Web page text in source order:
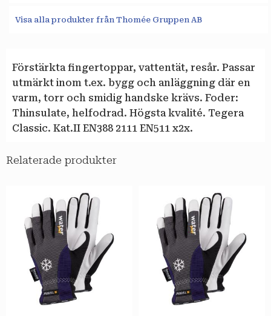
Visa alla produkter från Thomée Gruppen AB
Förstärkta fingertoppar, vattentät, resår. Passar
utmärkt inom t.ex. bygg och anläggning där en
varm, torr och smidig handske krävs. Foder:
Thinsulate, helfodrad. Högsta kvalité. Tegera
Classic. Kat.II EN388 2111 EN511 x2x.
Relaterade produkter